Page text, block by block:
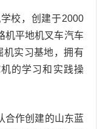
校，创建于2000
机平地机叉车汽车
机实习基地，拥有
的学习和实践操
合作创建的山东蓝